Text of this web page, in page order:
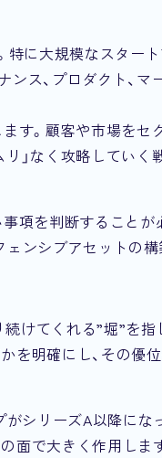
特に大規模なスター
ス、プロダクト、マ
す。顧客や市場をセ
」なく攻略していく
項を判断すること
ンシブアセットの
けてくれる”堀”を
を明確にし、その優
シリーズA以降にな
面で大きく作用しま